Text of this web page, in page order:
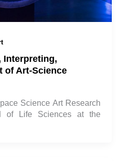
Interpreting,
of Art-Science
Science Art Research
of Life Sciences at the